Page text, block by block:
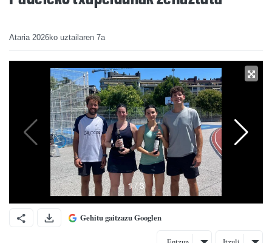
Ataria 2026ko uztailaren 7a
Gehitu gaitzazu Googlen